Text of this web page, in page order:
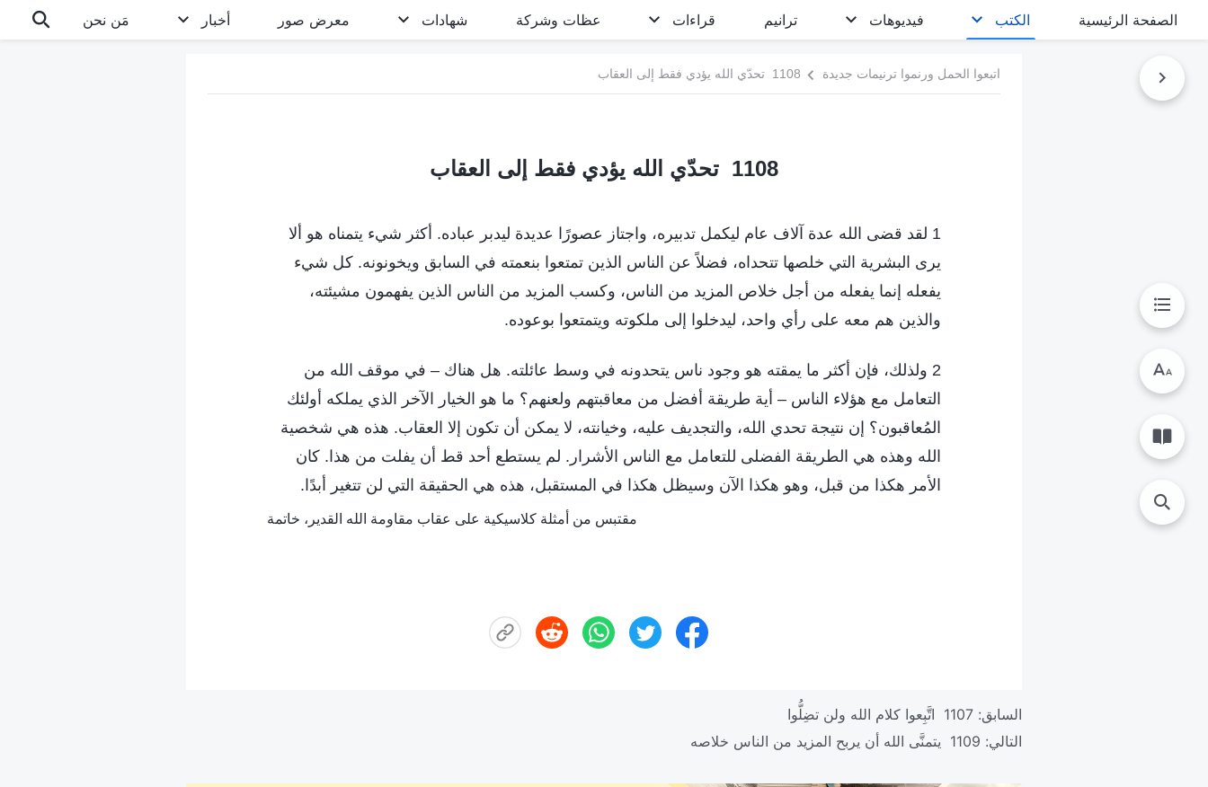
الصفحة الرئيسية الكتب فيديوهات ترانيم قراءات عظات وشركة شهادات معرض صور أخبار مَن نحن
اتبعوا الحمل ورنموا ترنيمات جديدة 1108 تحدّي الله يؤدي فقط إلى العقاب
1108 تحدّي الله يؤدي فقط إلى العقاب
1 لقد قضى الله عدة آلاف عام ليكمل تدبيره، واجتاز عصورًا عديدة ليدبر عباده. أكثر شيء يتمناه هو ألا
يرى البشرية التي خلصها تتحداه، فضلاً عن الناس الذين تمتعوا بنعمته في السابق ويخونونه. كل شيء
يفعله إنما يفعله من أجل خلاص المزيد من الناس، وكسب المزيد من الناس الذين يفهمون مشيئته،
والذين هم معه على رأي واحد، ليدخلوا إلى ملكوته ويتمتعوا بوعوده.
2 ولذلك، فإن أكثر ما يمقته هو وجود ناس يتحدونه في وسط عائلته. هل هناك – في موقف الله من
التعامل مع هؤلاء الناس – أية طريقة أفضل من معاقبتهم ولعنهم؟ ما هو الخيار الآخر الذي يملكه أولئك
المُعاقبون؟ إن نتيجة تحدي الله، والتجديف عليه، وخيانته، لا يمكن أن تكون إلا العقاب. هذه هي شخصية
الله وهذه هي الطريقة الفضلى للتعامل مع الناس الأشرار. لم يستطع أحد قط أن يفلت من هذا. كان
الأمر هكذا من قبل، وهو هكذا الآن وسيظل هكذا في المستقبل، هذه هي الحقيقة التي لن تتغير أبدًا.
مقتبس من أمثلة كلاسيكية على عقاب مقاومة الله القدير، خاتمة
السابق: 1107 اتَّبِعوا كلام الله ولن تضِلُّوا
التالي: 1109 يتمنَّى الله أن يربح المزيد من الناس خلاصه